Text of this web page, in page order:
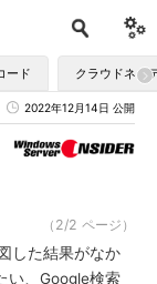
ード クラウドネイ
2022年12月14日 公開
（2/2 ページ）
した結果がなか
い、Google検索